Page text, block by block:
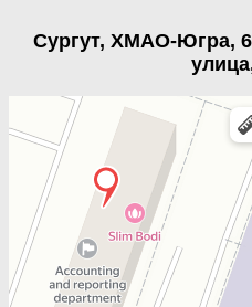
Сургут, ХМАО-Югра,